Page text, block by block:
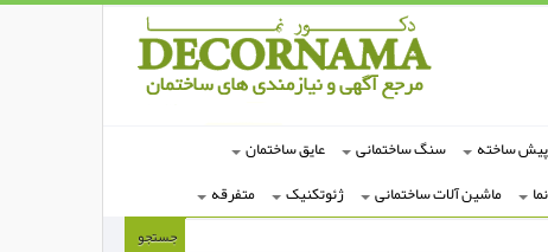
ساخته سنگ ساختمانی
عایق ساختمان
ماشین آلات ساختمانی ژئوتکنیک متفرقه
جستجو